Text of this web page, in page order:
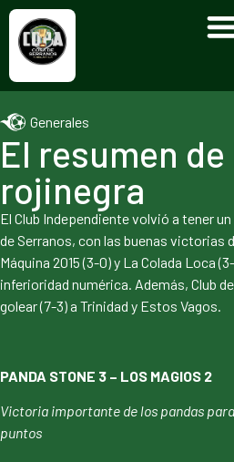
Generales
El resumen
rojinegra
El Club Independiente volvió a tener
de Serranos, con las buenas victorias
Máquina 2015 (3-0) y La Colada Loca
inferioridad numérica. Además, Club
golear (7-3) a Trinidad y Estos Vagos.
PANDA STONE 3 – LOS MAGIOS 2
Victoria importante de los pandas
puntos